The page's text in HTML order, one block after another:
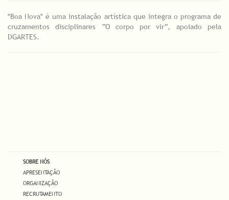
"Boa Nova" é uma instalação artística que integra o programa de
cruzamentos disciplinares “O corpo por vir”, apoiado pela
DGARTES.
SOBRE NÓS
APRESENTAÇÃO
ORGANIZAÇÃO
RECRUTAMENTO